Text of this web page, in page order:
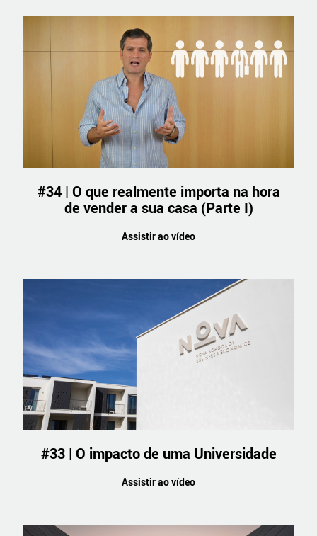
#34 | O que realmente importa na hora
de vender a sua casa (Parte I)
Assistir ao vídeo
#33 | O impacto de uma Universidade
Assistir ao vídeo